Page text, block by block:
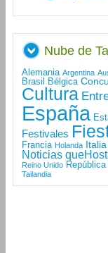
Nube de
Alemania Argentina
Brasil Bélgica
Cultura
España
Festivales
Francia Holanda Italia
Noticias
Reino Unido
Tailandia